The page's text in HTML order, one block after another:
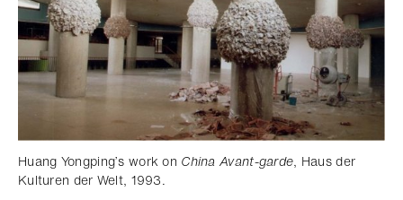
Huang Yongping’s work on China Avant-garde, Haus der
Kulturen der Welt, 1993.